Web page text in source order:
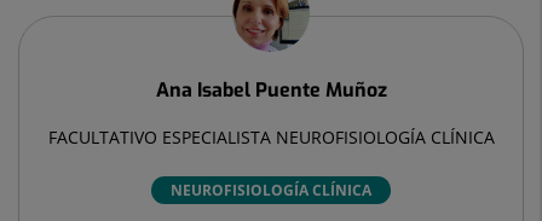
Puente
Ana Isabel Puente Muñoz
FACULTATIVO ESPECIALISTA NEUROFISIOLOGÍA CLÍNICA
NEUROFISIOLOGÍA CLÍNICA